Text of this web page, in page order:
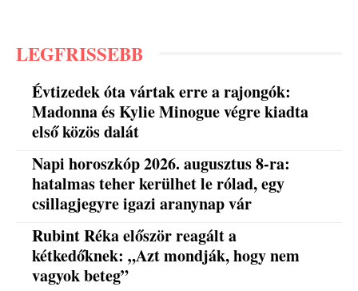
LEGFRISSEBB
Évtizedek óta vártak erre a rajongók:
Madonna és Kylie Minogue végre kiadta
első közös dalát
Napi horoszkóp 2026. augusztus 8-ra:
hatalmas teher kerülhet le rólad, egy
csillagjegyre igazi aranynap vár
Rubint Réka először reagált a
kétkedőknek: „Azt mondják, hogy nem
vagyok beteg”